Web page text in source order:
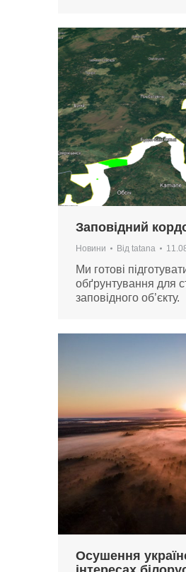
Заповідний
Новини Від tatana
Ми готові
обґрунтування для
заповідного об’єкту.
Осушення